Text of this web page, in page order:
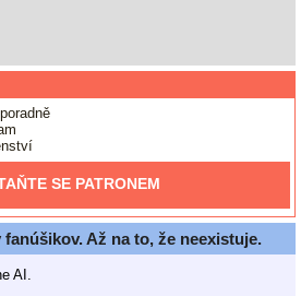
SE PATRONEM
Až na to, že neexistuje.
AI.